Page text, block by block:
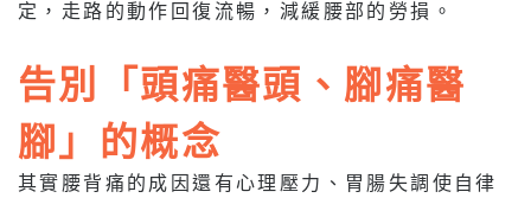
定，走路的動作回復流暢，減緩腰部的勞損。
告別「頭痛醫頭、腳痛醫
腳」的概念
其實腰背痛的成因還有心理壓力、胃腸失調使自律